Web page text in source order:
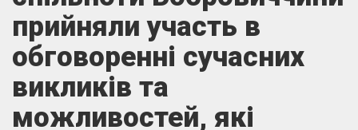
прийняли участь в
обговоренні сучасних
викликів та
можливостей, які